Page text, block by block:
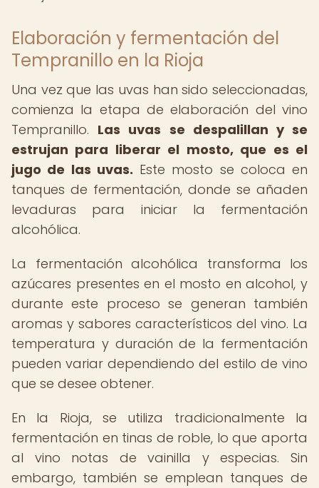
Elaboración y fermentación del
Tempranillo en la Rioja
Una vez que las uvas han sido seleccionadas,
comienza la etapa de elaboración del vino
Tempranillo. Las uvas se despalillan y se
estrujan para liberar el mosto, que es el
jugo de las uvas. Este mosto se coloca en
tanques de fermentación, donde se añaden
levaduras para iniciar la fermentación
alcohólica.
La fermentación alcohólica transforma los
azúcares presentes en el mosto en alcohol, y
durante este proceso se generan también
aromas y sabores característicos del vino. La
temperatura y duración de la fermentación
pueden variar dependiendo del estilo de vino
que se desee obtener.
En la Rioja, se utiliza tradicionalmente la
fermentación en tinas de roble, lo que aporta
al vino notas de vainilla y especias. Sin
embargo, también se emplean tanques de